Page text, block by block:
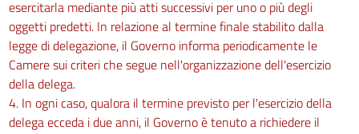
esercitarla mediante più atti successivi per uno o più degli
oggetti predetti. In relazione al termine finale stabilito dalla
legge di delegazione, il Governo informa periodicamente le
Camere sui criteri che segue nell'organizzazione dell'esercizio
della delega.
4. In ogni caso, qualora il termine previsto per l'esercizio della
delega ecceda i due anni, il Governo è tenuto a richiedere il